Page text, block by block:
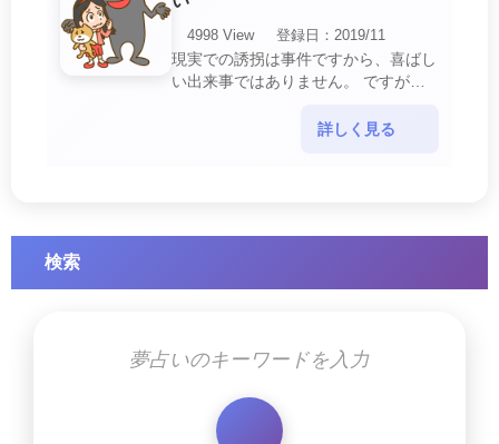
4998 View
登録日：2019/11
現実での誘拐は事件ですから、喜ばし
い出来事ではありません。 ですが、
詳しく見る
検索